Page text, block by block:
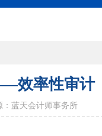
效率性审计
：蓝天会计师事务所